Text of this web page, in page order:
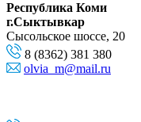
Республика Коми
г.Сыктывкар
Сысольское шоссе, 20
8 (8362) 381 380
olvia_m@mail.ru